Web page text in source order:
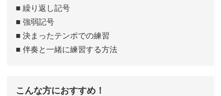
■ 繰り返し記号
■ 強弱記号
■ 決まったテンポでの練習
■ 伴奏と一緒に練習する方法
こんな方におすすめ！